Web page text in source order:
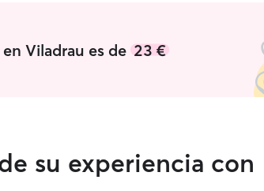
Viladrau es de23 €
su experiencia con